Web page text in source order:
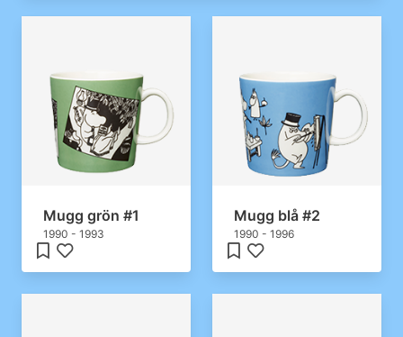
Mugg grön #1
1990 - 1993
Mugg blå #2
1990 - 1996